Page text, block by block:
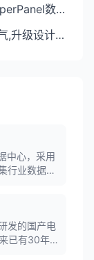
中航宝胜电气续约利驰SuperPanel数字母排 九年合作深化数字化工厂建设
利驰软件签约宁夏隆基电气,升级设计制造一体化能力
中心，采用
行业数据共
发的国产电
已有30年